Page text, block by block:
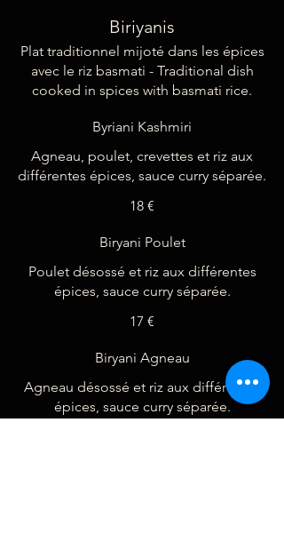
Biriyanis
Plat traditionnel mijoté dans les épices
avec le riz basmati - Traditional dish
cooked in spices with basmati rice.
Byriani Kashmiri
Agneau, poulet, crevettes et riz aux
différentes épices, sauce curry séparée.
18 €
Biryani Poulet
Poulet désossé et riz aux différentes
17 €
Biryani Agneau
Agneau désossé et riz aux différentes
épices, sauce curry séparée.